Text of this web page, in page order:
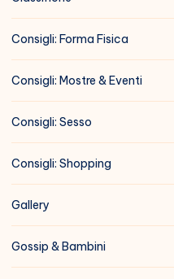
Consigli: Forma Fisica
Consigli: Mostre & Eventi
Consigli: Sesso
Consigli: Shopping
Gallery
Gossip & Bambini